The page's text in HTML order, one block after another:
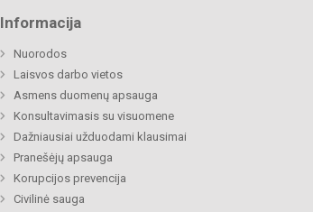
Informacija
Nuorodos
Laisvos darbo vietos
Asmens duomenų apsauga
Konsultavimasis su visuomene
Dažniausiai užduodami klausimai
Pranešėjų apsauga
Korupcijos prevencija
Civilinė sauga